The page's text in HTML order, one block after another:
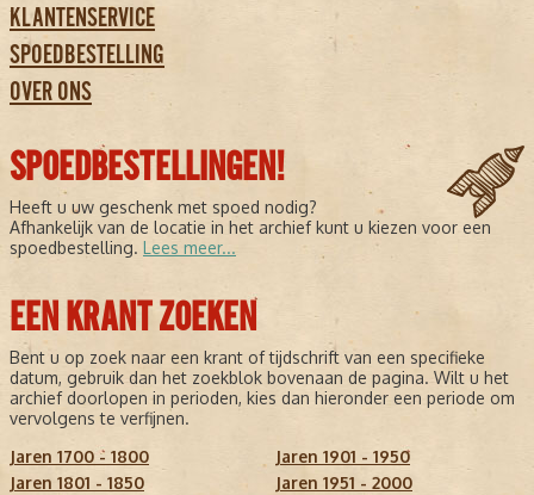
KLANTENSERVICE
SPOEDBESTELLING
OVER ONS
SPOEDBESTELLINGEN!
Heeft u uw geschenk met spoed nodig?
Afhankelijk van de locatie in het archief kunt u kiezen voor een
spoedbestelling. Lees meer...
EEN KRANT ZOEKEN
Bent u op zoek naar een krant of tijdschrift van een specifieke
datum, gebruik dan het zoekblok bovenaan de pagina. Wilt u het
archief doorlopen in perioden, kies dan hieronder een periode om
vervolgens te verfijnen.
Jaren 1700 - 1800
Jaren 1801 - 1850
Jaren 1901 - 1950
Jaren 1951 - 2000